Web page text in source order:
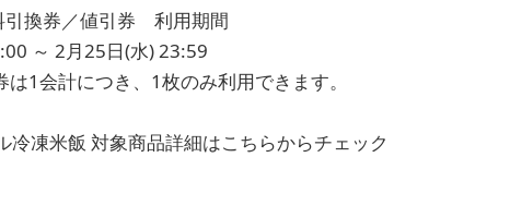
引換券／値引券 利用期間
～ 2月25日(水) 23:59
1会計につき、1枚のみ利用できます。
凍米飯 対象商品詳細はこちらからチェック